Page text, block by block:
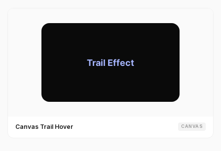
Canvas Trail Hover CANVAS